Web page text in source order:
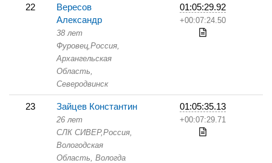
22
Вересов
Александр
38 лет
Фуровец,Россия,
Архангельская
Область,
Северодвинск
01:05:29.92
+00:07:24.50
23 Зайцев Константин
26 лет
СЛК СИВЕР,Россия,
Вологодская
Область, Вологда
01:05:35.13
+00:07:29.71